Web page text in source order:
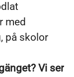
med
på skolor
Vi ser